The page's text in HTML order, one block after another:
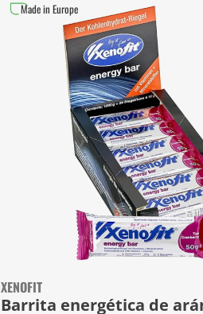
XENOFIT
Barrita energética de arándanos, 24
Made in Europe